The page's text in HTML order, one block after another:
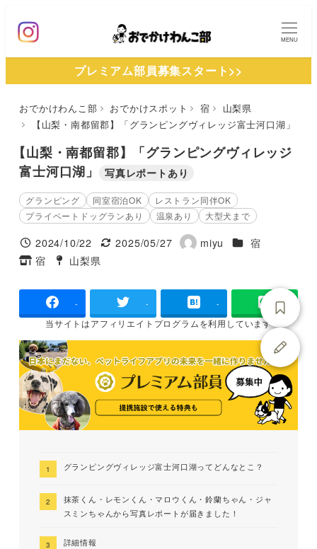
ン
MENU
プレミアム部員募集スタート>>
おでかけわんこ部 おでかけスポット 宿
山梨県
【山梨・南都留郡】「グランピングヴィレッジ富士河口湖」
【山梨・南都留郡】「グランピングヴィレッジ
富士河口湖」
写真レポートあり
グランピング 同室宿泊OK
レストラン同伴OK
プライベートドッグランあり
温泉あり 大型犬まで
投稿日
2024/10/22
更新日
2025/05/27
著
miyu 施設ジャンル
宿
タグ
宿
タグ
山梨県
- - -
当サイトはアフィリエイトプログラムを利用しています
グランピングヴィレッジ富士河口湖ってどんなとこ？
抹茶くん・レモンくん・マロウくん・鈴蘭ちゃん・ジャ
スミンちゃんから写真レポートが届きました！
詳細情報